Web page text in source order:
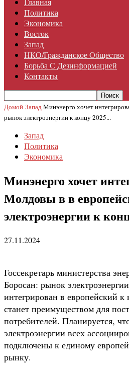
Политика
Экономика
Восток
Запад
НКО/гражданское Общество
Борьба С Дезинформацией
Контакты
Домой Запад Минэнерго хочет
рынок электроэнергии к концу 2025...
Запад
Политика
Экономика
Минэнерго хочет
Молдовы в в
электроэнергии к
27.11.2024
Госсекретарь министерства
Боросан: рынок
интегрирован в европейский к
станет преимуществом для
потребителей. Планируется,
электроэнергии всех
подключены к единому
рынку.